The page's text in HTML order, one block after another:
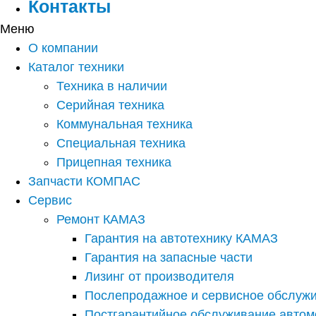
Контакты
Меню
О компании
Каталог техники
Техника в наличии
Серийная техника
Коммунальная техника
Специальная техника
Прицепная техника
Запчасти КОМПАС
Сервис
Ремонт КАМАЗ
Гарантия на автотехнику КАМАЗ
Гарантия на запасные части
Лизинг от производителя
Послепродажное и сервисное